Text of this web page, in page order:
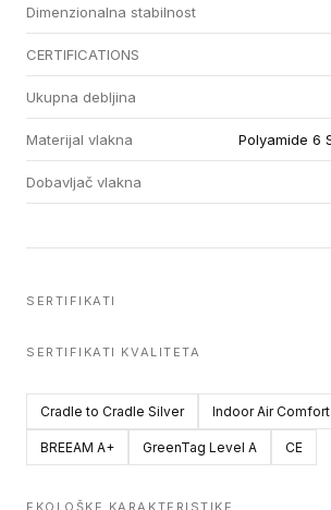
Dimenzionalna stabilnost
CERTIFICATIONS
Ukupna debljina
Materijal vlakna Polyamide 6
Dobavljač vlakna
SERTIFIKATI
SERTIFIKATI KVALITETA
Cradle to Cradle Silver Indoor Air
BREEAM A+ GreenTag Level A CE
EKOLOŠKE KARAKTERISTIKE